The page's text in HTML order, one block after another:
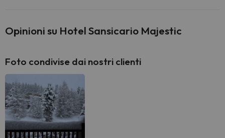
Opinioni su Hotel Sansicario Majestic
Foto condivise dai nostri clienti